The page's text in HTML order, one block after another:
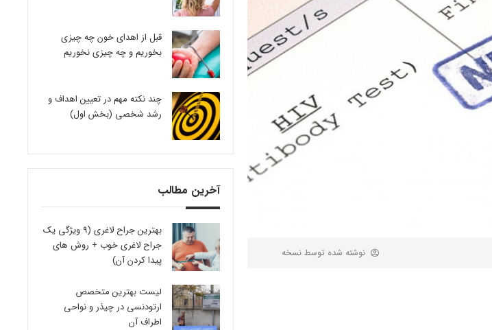
نوشته شده توسط نسخه
قبل از اهدای خون چه چیزی
بخوریم و چه چیزی نخوریم
چند نکته مهم در تعیین اهداف و
رشد شخصی (بخش اول)
آخرین مطالب
بهترین جراح لاغری (9 ویژگی یک
جراح لاغری خوب + روش های
پیدا کردن آن)
لیست بهترین متخصص
ارتودنسی در چیذر و نواحی
اطراف آن